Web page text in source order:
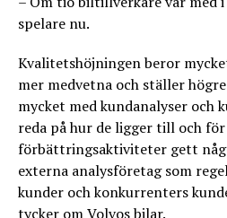
spelare nu.
Kvalitetshöjningen beror
mer medvetna och ställer
mycket med kundanalyser
reda på hur de ligger till och
förbättringsaktiviteter gett
externa analysföretag som
kunder och konkurrenters
tycker om Volvos bilar.